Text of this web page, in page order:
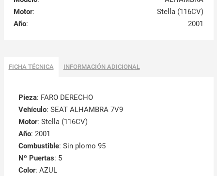
Motor:
Stella (116CV)
Año: 2001
FICHA TÉCNICA INFORMACIÓN ADICIONAL
Pieza: FARO DERECHO
Vehículo: SEAT ALHAMBRA 7V9
Motor: Stella (116CV)
Año: 2001
Combustible: Sin plomo 95
Nº Puertas: 5
Color: AZUL